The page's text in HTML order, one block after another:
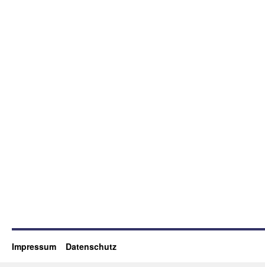
Impressum Datenschutz